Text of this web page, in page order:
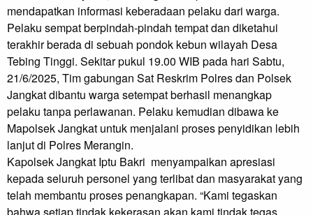
mendapatkan informasi keberadaan pelaku dari warga.
Pelaku sempat berpindah-pindah tempat dan diketahui
terakhir berada di sebuah pondok kebun wilayah Desa
Tebing Tinggi. Sekitar pukul 19.00 WIB pada hari Sabtu,
21/6/2025, Tim gabungan Sat Reskrim Polres dan Polsek
Jangkat dibantu warga setempat berhasil menangkap
pelaku tanpa perlawanan. Pelaku kemudian dibawa ke
Mapolsek Jangkat untuk menjalani proses penyidikan lebih
lanjut di Polres Merangin.
Kapolsek Jangkat Iptu Bakri  menyampaikan apresiasi
kepada seluruh personel yang terlibat dan masyarakat yang
telah membantu proses penangkapan. “Kami tegaskan
bahwa setiap tindak kekerasan akan kami tindak tegas